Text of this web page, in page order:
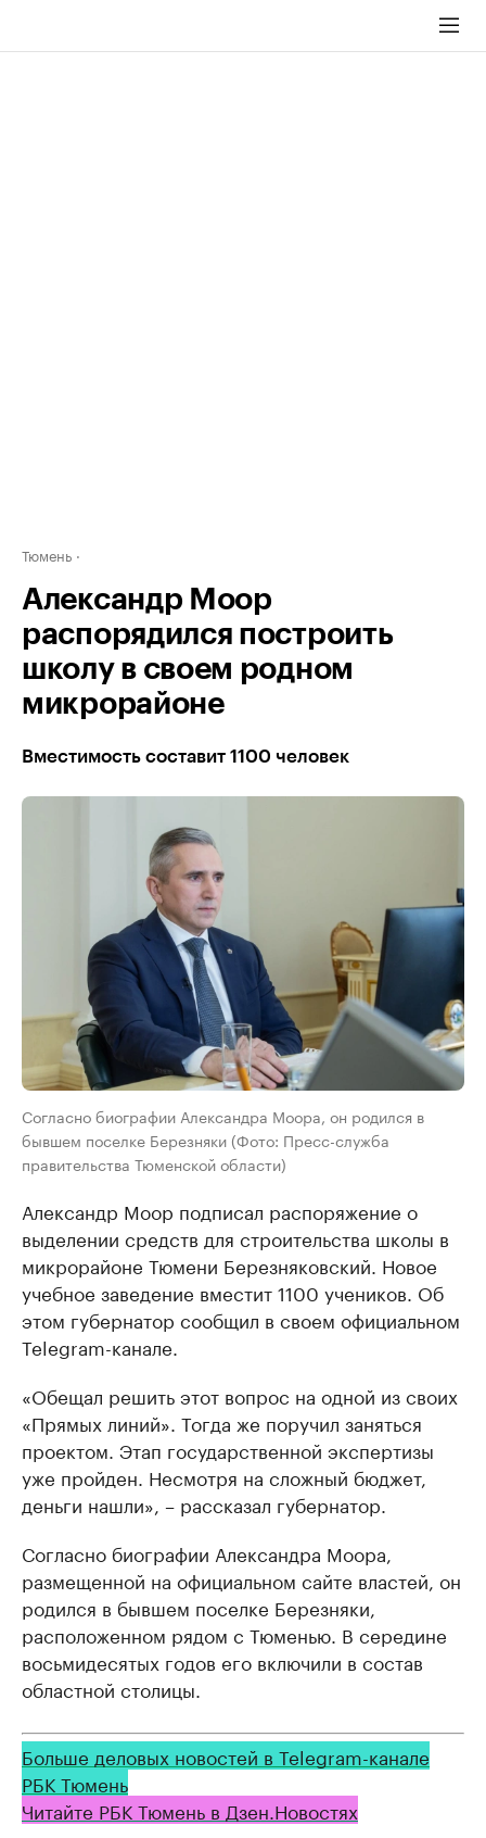
Тюмень
Александр Моор
распорядился построить
школу в своем родном
микрорайоне
Вместимость составит 1100 человек
Согласно биографии Александра Моора, он родился в
бывшем поселке Березняки (Фото: Пресс-служба
правительства Тюменской области)
Александр Моор подписал распоряжение о
выделении средств для строительства школы в
микрорайоне Тюмени Березняковский. Новое
учебное заведение вместит 1100 учеников. Об
этом губернатор сообщил в своем официальном
Telegram-канале.
«Обещал решить этот вопрос на одной из своих
«Прямых линий». Тогда же поручил заняться
проектом. Этап государственной экспертизы
уже пройден. Несмотря на сложный бюджет,
деньги нашли», – рассказал губернатор.
Согласно биографии Александра Моора,
размещенной на официальном сайте властей, он
родился в бывшем поселке Березняки,
расположенном рядом с Тюменью. В середине
восьмидесятых годов его включили в состав
областной столицы.
Больше деловых новостей в Telegram-канале
РБК Тюмень
Читайте РБК Тюмень в Дзен.Новостях